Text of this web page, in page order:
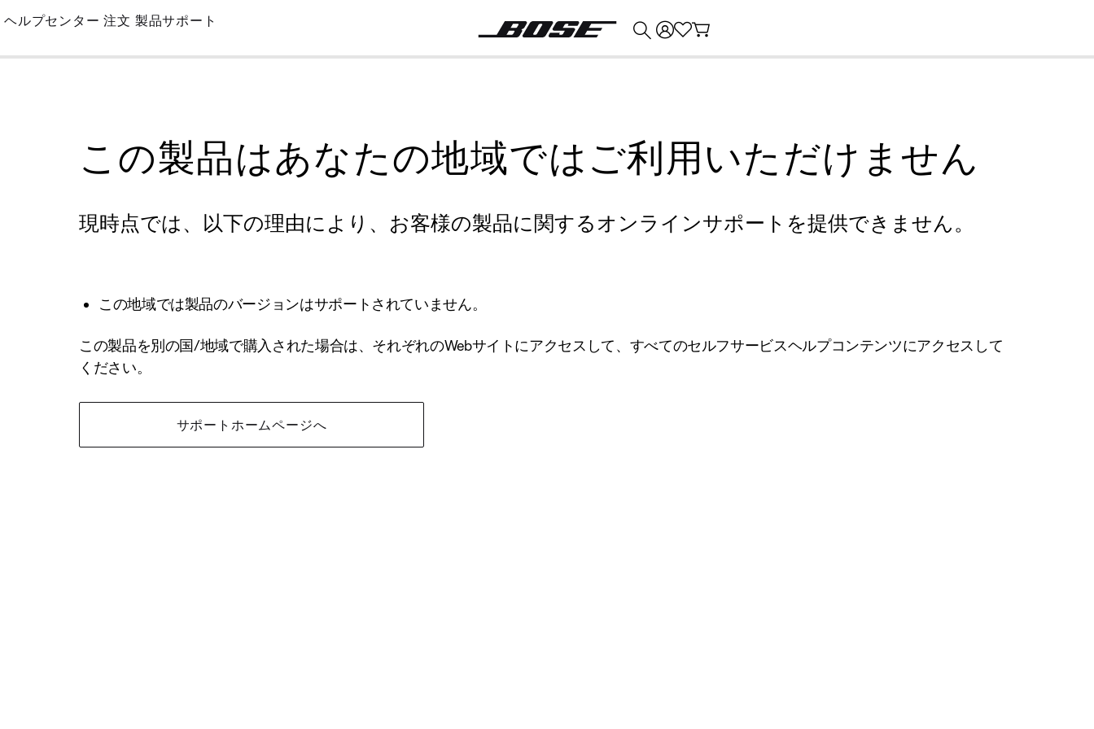
Skip
Main
ヘルプセンター 注文 製品サポート
この製品はあなたの地域ではご利用いただけません
現時点では、以下の理由により、お客様の製品に関するオンラインサポートを提供できません。
この地域では製品のバージョンはサポートされていません。
この製品を別の国/地域で購入された場合は、それぞれのWebサイトにアクセスして、すべてのセルフサービスヘルプコンテンツにアクセスして
ください。
サポートホームページへ